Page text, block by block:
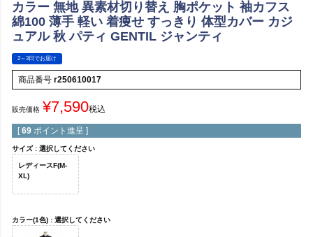
カラー 無地 異素材切り替え 胸ポケット 袖カフス
綿100 薄手 軽い 着痩せ すっきり 体型カバー カジ
ュアル 秋 パティ GENTIL ジャンティ
2～3日でお届け
商品番号 r250610017
販売価格 ¥7,590税込
[ 69 ポイント進呈 ]
サイズ 選択してください
レディースF(M-
XL)
カラー(1色) 選択してください